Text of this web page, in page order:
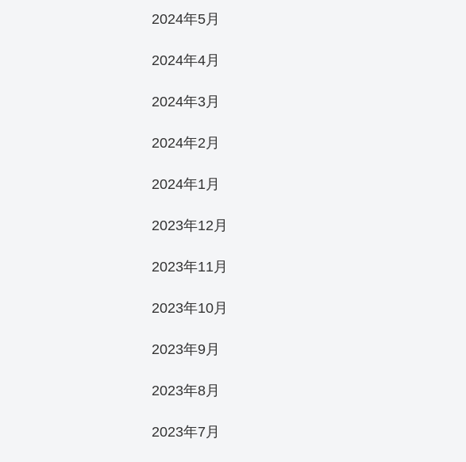
2024年5月
2024年4月
2024年3月
2024年2月
2024年1月
2023年12月
2023年11月
2023年10月
2023年9月
2023年8月
2023年7月